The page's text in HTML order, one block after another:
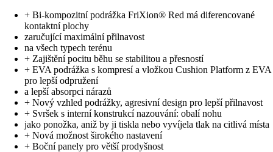
+ Bi-kompozitní podrážka FriXion® Red má diferencované
kontaktní plochy
zaručující maximální přilnavost
na všech typech terénu
+ Zajištění pocitu běhu se stabilitou a přesností
+ EVA podrážka s kompresí a vložkou Cushion Platform z EVA
pro lepší odpružení
a lepší absorpci nárazů
+ Nový vzhled podrážky, agresivní design pro lepší přilnavost
+ Svršek s interní konstrukcí nazouvání: obalí nohu
jako ponožka, aniž by ji tiskla nebo vyvíjela tlak na citlivá místa
+ Nová možnost širokého nastavení
+ Boční panely pro větší prodyšnost